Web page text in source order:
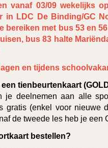
vanaf 03/09 wekelijks
in LDC De Binding/GC
bereiken met bus 53 en
bus 83 halte
en tijdens
tienbeurtenkaart
je deelnemen aan alle
gratis (enkel voor nieuwe
de tweede les heb je een
bestellen?